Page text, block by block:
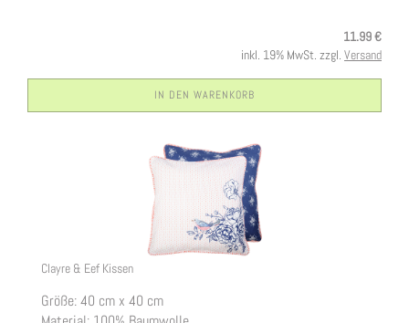
11.99 €
inkl. 19% MwSt. zzgl. Versand
IN DEN WARENKORB
Clayre & Eef Kissen
Größe: 40 cm x 40 cm